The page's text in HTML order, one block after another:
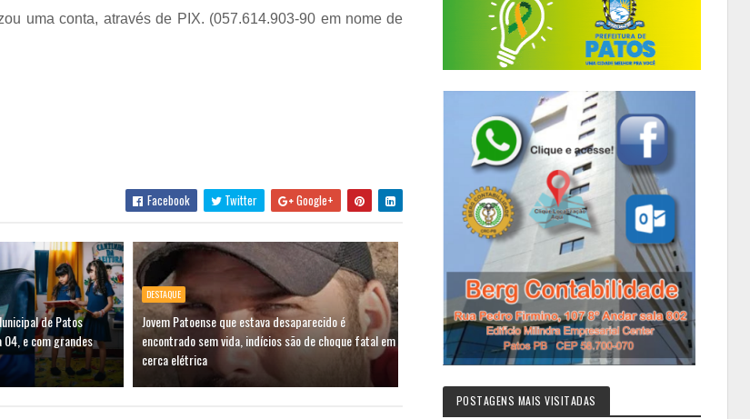
uma conta, através de PIX. (057.614.903-90 em nome de
Facebook Twitter Google+
de Patos
e com grandes
DESTAQUE
Jovem Patoense que estava desaparecido é
encontrado sem vida, indícios são de choque fatal em
cerca elétrica
POSTAGENS MAIS VISITADAS